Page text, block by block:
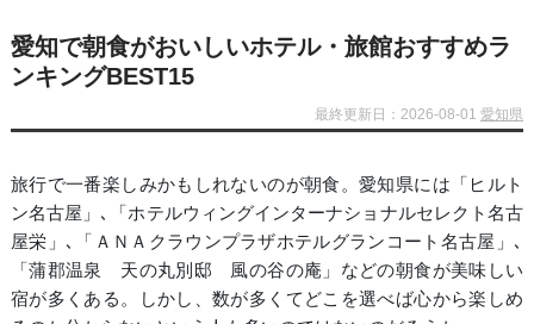
愛知で朝食がおいしいホテル・旅館おすすめラ
ンキングBEST15
最終更新日：2026-08-01愛知県
旅行で一番楽しみかもしれないのが朝食。愛知県には「ヒルト
ン名古屋」､「ホテルウィングインターナショナルセレクト名古
屋栄」､「ＡＮＡクラウンプラザホテルグランコート名古屋」､
「蒲郡温泉 天の丸別邸 風の谷の庵」などの朝食が美味しい
宿が多くある。しかし、数が多くてどこを選べば心から楽しめ